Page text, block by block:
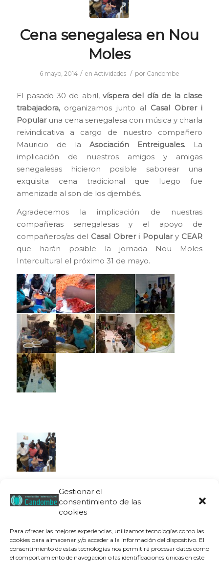
Gestionar el
consentimiento de las
cookies
Para ofrecer las mejores experiencias, utilizamos tecnologías como las
cookies para almacenar y/o acceder a la información del dispositivo. El
consentimiento de estas tecnologías nos permitirá procesar datos como
el comportamiento de navegación o las identificaciones únicas en este
Cena senegalesa en Nou
Moles
6 mayo, 2014 / en Actividades / por Candombe
El pasado 30 de abril, víspera del día de la clase
trabajadora,organizamos junto al Casal Obrer i
Popularuna cena senegalesa con música y charla
reivindicativa a cargo de nuestro compañero
Mauricio de laAsociación Entreiguales. La
implicación de nuestros amigos y amigas
senegalesas hicieron posible saborear una
exquisita cena tradicional que luego fue
amenizada al son de los djembés.
Agradecemos la implicación de nuestras
compañeras senegalesas y el apoyo de
compañeros/as del Casal Obrer i Populary CEAR
que harán posible la jornada Nou Moles
Intercultural el próximo 31 de mayo.